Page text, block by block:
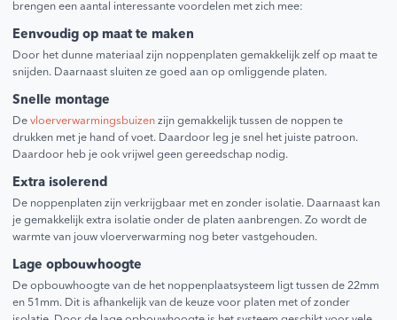
brengen een aantal interessante voordelen met zich mee:
Eenvoudig op maat te maken
Door het dunne materiaal zijn noppenplaten gemakkelijk zelf op maat te
snijden. Daarnaast sluiten ze goed aan op omliggende platen.
Snelle montage
Devloerverwarmingsbuizen zijn gemakkelijk tussen de noppen te
drukken met je hand of voet. Daardoor leg je snel het juiste patroon.
Daardoor heb je ook vrijwel geen gereedschap nodig.
Extra isolerend
De noppenplaten zijn verkrijgbaar met en zonder isolatie. Daarnaast kan
je gemakkelijk extra isolatie onder de platen aanbrengen. Zo wordt de
warmte van jouw vloerverwarming nog beter vastgehouden.
Lage opbouwhoogte
De opbouwhoogte van de het noppenplaatsysteem ligt tussen de 22mm
en 51mm. Dit is afhankelijk van de keuze voor platen met of zonder